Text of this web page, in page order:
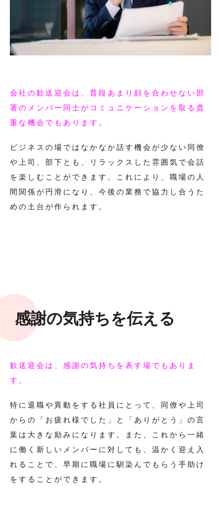
会社の歓送迎会は、普段あまり顔を合わせない部
署のメンバー同士がコミュニケーションを取る貴
重な機会でもあります。
ビジネスの場ではなかなか話す機会が少ない同僚
や上司、部下とも、リラックスした雰囲気で会話
を楽しむことができます。これにより、職場の人
間関係が円滑になり、今後の業務で協力し合うた
めの土台が作られます。
感謝の気持ちを伝える
歓送迎会は、感謝の気持ちを表す場でもありま
す。
特に退職や異動をする社員にとって、同僚や上司
からの「お疲れ様でした」と「ありがとう」の言
葉は大きな励みになります。また、これから一緒
に働く新しいメンバーに対しても、温かく迎え入
れることで、早期に職場に馴染んでもらう手助け
をすることができます。